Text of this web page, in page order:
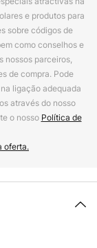
e produtos para
sobre códigos de
como conselhos e
nossos parceiros,
de compra. Pode
ligação adequada
através do nosso
o nosso Política de
oferta.